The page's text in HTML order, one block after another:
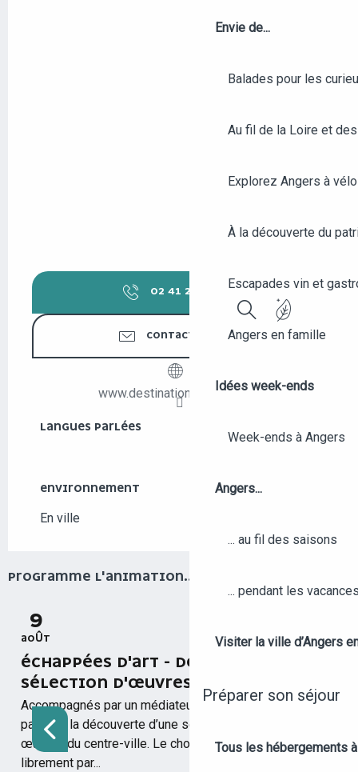
Envie de...
Balades pour les
Au fil de la Loire et
Explorez Angers à vélo
À la découverte du
Escapades vin et
Angers en famille
Idées week-ends
Week-ends à Angers
Angers...
... au fil des saisons
... pendant les
Visiter la ville d’Angers
Préparer son séjour
Tous les hébergements
Recherche
02 41 23 50 ▒▒
CONTACTEZ-NOUS
www.destination-angers.com
LANGUES PARLÉES
LANGUES PARLÉES
ENVIRONNEMENT
ENVIRONNEMENT
En ville
PROGRAMME L'ANIMATION...
9
AOÛT
ÉCHAPPÉES D'ART - DÉCOUVERTE D'UNE
SÉLECTION D'ŒUVRES À PIED
Accompagnés par un médiateur passionné de street art,
partez à la découverte d’une sélection de plusieurs
œuvres du centre-ville. Le choix des fresques sera fait
librement par...